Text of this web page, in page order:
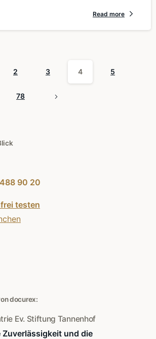
Read more
2 3 4 5
78
90 20
testen
docurex:
Ev. Stiftung Tannenhof
Zuverlässigkeit und die